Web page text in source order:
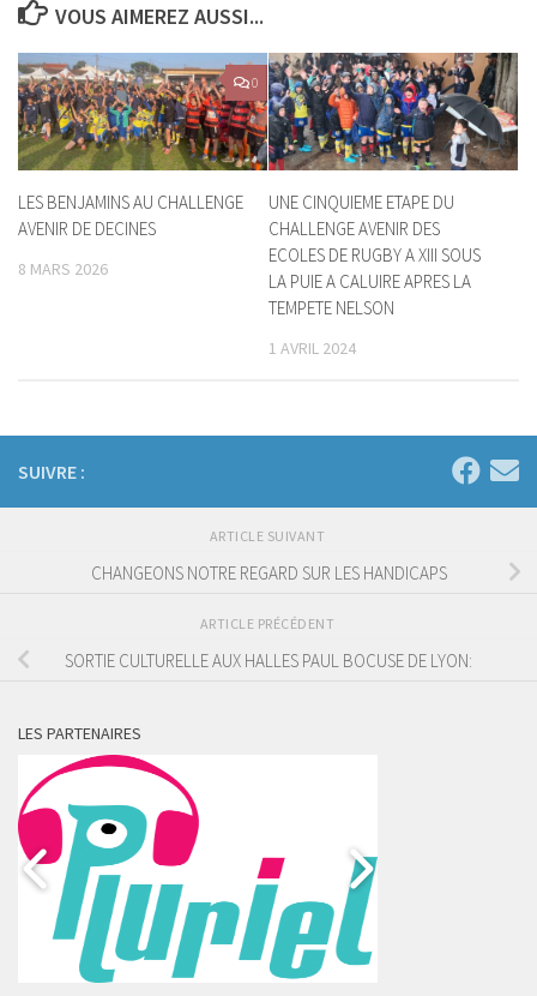
VOUS AIMEREZ AUSSI...
0
LES BENJAMINS AU CHALLENGE
AVENIR DE DECINES
8 MARS 2026
UNE CINQUIEME ETAPE DU
CHALLENGE AVENIR DES
ECOLES DE RUGBY A XIII SOUS
LA PUIE A CALUIRE APRES LA
TEMPETE NELSON
1 AVRIL 2024
SUIVRE :
ARTICLE SUIVANT
CHANGEONS NOTRE REGARD SUR LES HANDICAPS
ARTICLE PRÉCÉDENT
SORTIE CULTURELLE AUX HALLES PAUL BOCUSE DE LYON:
LES PARTENAIRES